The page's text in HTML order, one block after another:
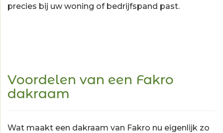
precies bij uw woning of bedrijfspand past.
Voordelen van een Fakro
dakraam
Wat maakt een dakraam van Fakro nu eigenlijk zo